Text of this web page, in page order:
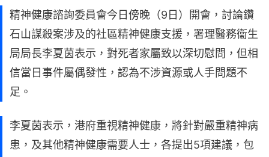
精神健康諮詢委員會今日傍晚（9日）開會，討論鑽
石山謀殺案涉及的社區精神健康支援，署理醫務衞生
局局長李夏茵表示，對死者家屬致以深切慰問，但相
信當日事件屬偶發性，認為不涉資源或人手問題不
足。
李夏茵表示，港府重視精神健康，將針對嚴重精神病
患，及其他精神健康需要人士，各提出5項建議，包